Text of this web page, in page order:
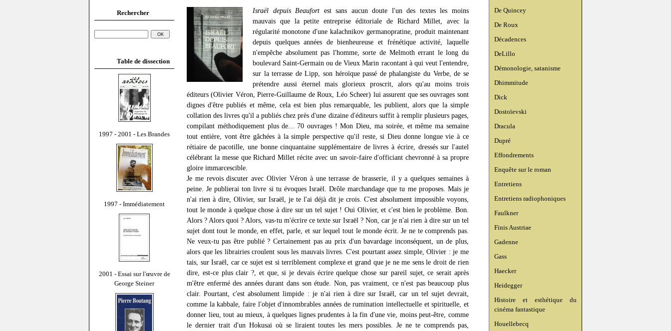
Rechercher
Table de dissection
1997 - 2001 - Les Brandes
1997 - Immédiatement
2001 - Essai sur l'œuvre de
George Steiner
De Quincey
De Roux
Décadences
DeLillo
Démonologie, satanisme
Dhimmitude
Dick
Dostoïevski
Dracula
Dupré
Effondrements
Enquête sur le roman
Entretiens
Entretiens radiophoniques
Faulkner
Finis Austriae
Gadenne
Gass
Haecker
Heidegger
Histoire et esthétique du
cinéma fantastique
Houellebecq
Israël depuis Beaufort est sans aucun doute l'un des textes les moins
mauvais que la petite entreprise éditoriale de Richard Millet, avec la
régularité monotone d'une kalachnikov germanopratine, produit maintenant
depuis quelques années de bienheureuse et frénétique activité, laquelle
n'empêche absolument pas l'homme, sorte de Melmoth errant le long du
boulevard Saint-Germain ou de Vieux Marin racontant à qui veut l'entendre,
sur la terrasse de Lipp, son héroïque passé de phalangiste du Verbe, de se
prétendre aussi éternel mais glorieux proscrit, alors qu'au moins trois
éditeurs (Olivier Véron, Pierre-Guillaume de Roux, Léo Scheer) lui assurent que ses ouvrages sont
dignes d'être publiés et même, cela est bien plus remarquable, les publient, alors que la simple
collation des livres qu'il a publiés chez près d'une dizaine d'éditeurs suffit à remplir plusieurs pages,
compilant méthodiquement plus de... 70 ouvrages ! Mon Dieu, ma soirée, et même ma semaine
tout entière, vont être gâchées à la simple perspective qu'il reste, si Dieu donne longue vie à ce
rétiaire de pacotille, une bonne cinquantaine supplémentaire de livres à écrire, dressés sur l'autel
célébrant la messe que Richard Millet récite avec un savoir-faire d'officiant chevronné à sa propre
gloire immarcescible.
Je me revois discuter avec Olivier Véron à une terrasse de brasserie, il y a quelques semaines à
peine. Je publierai ton livre si tu évoques Israël. Drôle marchandage que tu me proposes. Mais je
n'ai rien à dire, Olivier, sur Israël, je te l'ai déjà dit je crois. C'est absolument impossible voyons,
tout le monde à quelque chose à dire sur un tel sujet ! Oui Olivier, et c'est bien le problème. Bon.
Alors ? Alors quoi ? Alors, vas-tu m'écrire ce texte sur Israël ? Non, car je n'ai rien à dire sur un tel
sujet dont tout le monde, en effet, parle, et sur lequel tout le monde écrit. Je ne te comprends pas.
Ne veux-tu pas être publié ? Certainement pas au prix d'un bavardage inconséquent, un de plus,
alors que les librairies croulent sous les mauvais livres. C'est pourtant assez simple, Olivier : je me
tais, sur Israël, car ce sujet est si terriblement complexe et grand que je ne me sens le droit de rien
dire, est-ce plus clair ?, et que, si je devais écrire quelque chose sur pareil sujet, ce serait après
m'être enfermé des années durant dans son étude. Non, pas vraiment, ce n'est pas beaucoup plus
clair. Pourtant, c'est absolument limpide : je n'ai rien à dire sur Israël, car un tel sujet devrait,
comme la kabbale, faire l'objet d'innombrables années de rumination intellectuelle et spirituelle, et
donner lieu, tout au mieux, à quelques lignes prudentes à la fin d'une vie, moins peut-être, comme
le dernier trait d'un Hokusai où se liraient toutes les mers possibles. Je ne te comprends pas,